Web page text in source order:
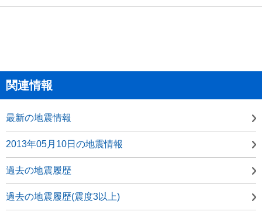
関連情報
最新の地震情報
2013年05月10日の地震情報
過去の地震履歴
過去の地震履歴(震度3以上)